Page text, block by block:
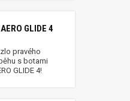
GLIDE 4
pravého
s botami
GLIDE 4!